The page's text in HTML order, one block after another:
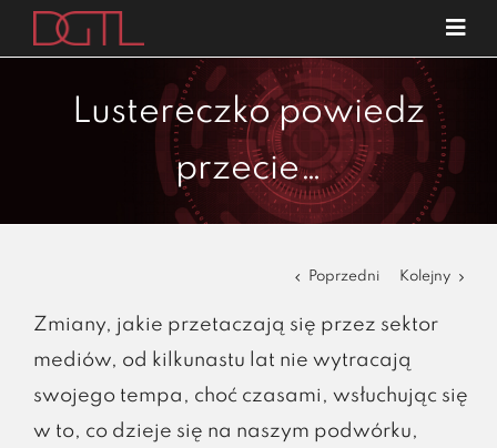
Przejdź
specjalizacje
Lustereczko powiedz
przecie…
Poprzedni Kolejny
Zmiany, jakie przetaczają się przez sektor
mediów, od kilkunastu lat nie wytracają
swojego tempa, choć czasami, wsłuchując się
w to, co dzieje się na naszym podwórku,